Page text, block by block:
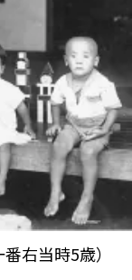
右当時5歳）